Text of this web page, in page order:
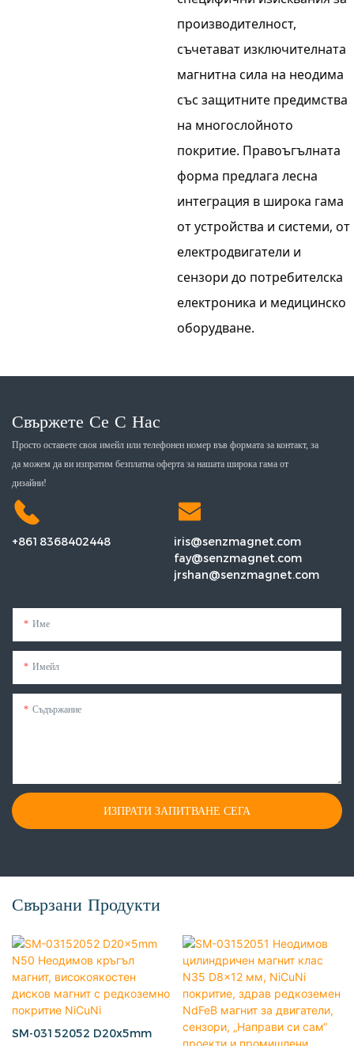
производителност,
съчетават изключителната
магнитна сила на неодима
със защитните предимства
на многослойното
покритие. Правоъгълната
форма предлага лесна
интеграция в широка гама
от устройства и системи, от
електродвигатели и
сензори до потребителска
електроника и медицинско
оборудване.
Свържете Се С Нас
Просто оставете своя имейл или телефонен номер във формата за контакт, за
да можем да ви изпратим безплатна оферта за нашата широка гама от
дизайни!
+8618368402448
iris@senzmagnet.com
fay@senzmagnet.com
jrshan@senzmagnet.com
Име
Имейл
Съдържание
ИЗПРАТИ ЗАПИТВАНЕ СЕГА
Свързани Продукти
SM-03152052 D20x5mm